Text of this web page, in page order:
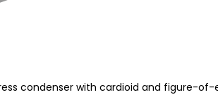
condenser with cardioid and figure-